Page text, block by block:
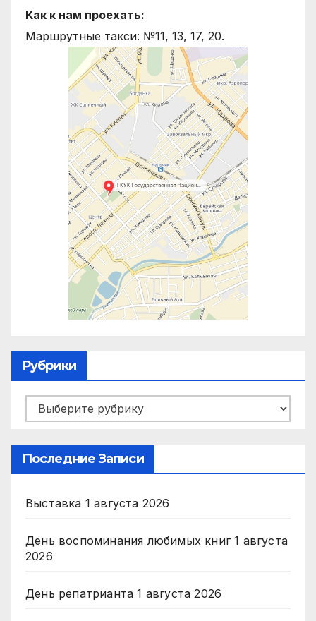
Как к нам проехать:
Маршрутные такси: №11, 13, 17, 20.
Рубрики
Рубрики
Последние Записи
Выставка 1 августа 2026
День воспоминания любимых книг 1 августа
2026
День репатрианта 1 августа 2026